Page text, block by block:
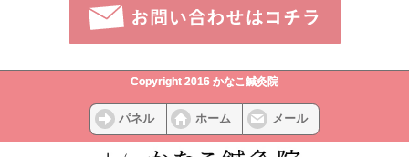
Copyright 2016 かなこ鍼灸院
パネル ホーム メール